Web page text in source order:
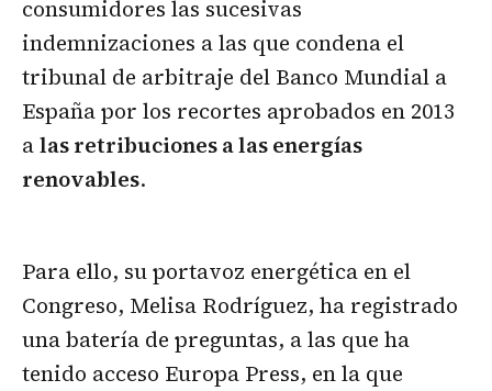
consumidores las sucesivas
indemnizaciones a las que condena el
tribunal de arbitraje del Banco Mundial a
España por los recortes aprobados en 2013
alas retribuciones a las energías
renovables.
Para ello, su portavoz energética en el
Congreso, Melisa Rodríguez, ha registrado
una batería de preguntas, a las que ha
tenido acceso Europa Press, en la que